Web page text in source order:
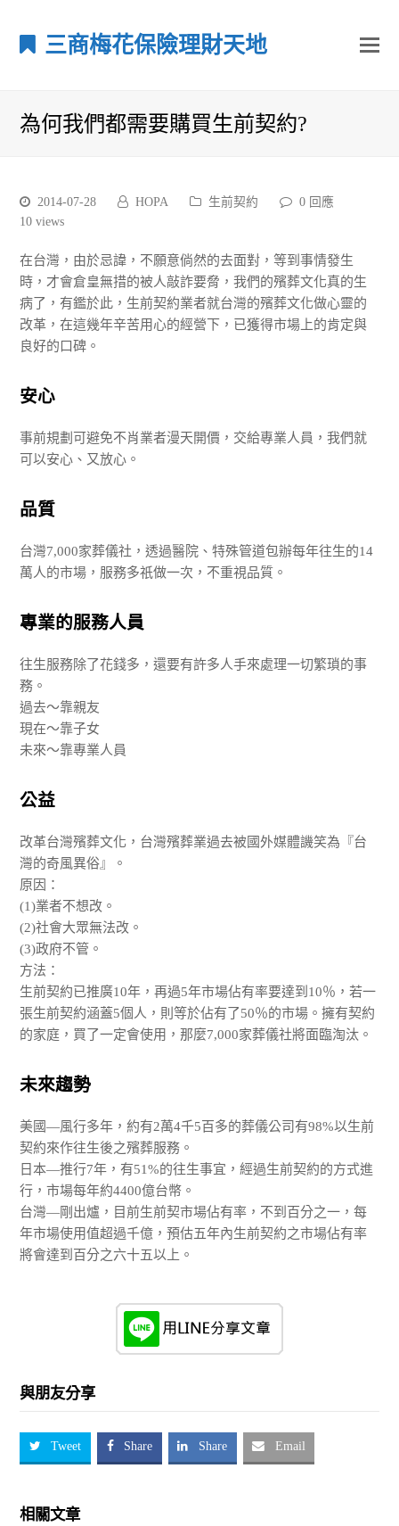
三商梅花保險理財天地
為何我們都需要購買生前契約?
2014-07-28 HOPA 生前契約
0 回應
10 views
在台灣，由於忌諱，不願意倘然的去面對，等到事情發生
時，才會倉皇無措的被人敲詐要脅，我們的殯葬文化真的生
病了，有鑑於此，生前契約業者就台灣的殯葬文化做心靈的
改革，在這幾年辛苦用心的經營下，已獲得市場上的肯定與
良好的口碑。
安心
事前規劃可避免不肖業者漫天開價，交給專業人員，我們就
可以安心、又放心。
品質
台灣7,000家葬儀社，透過醫院、特殊管道包辦每年往生的14
萬人的市場，服務多祇做一次，不重視品質。
專業的服務人員
往生服務除了花錢多，還要有許多人手來處理一切繁瑣的事
務。
過去～靠親友
現在～靠子女
未來～靠專業人員
公益
改革台灣殯葬文化，台灣殯葬業過去被國外媒體譏笑為『台
灣的奇風異俗』。
原因：
(1)業者不想改。
(2)社會大眾無法改。
(3)政府不管。
方法：
生前契約已推廣10年，再過5年市場佔有率要達到10％，若一
張生前契約涵蓋5個人，則等於佔有了50％的市場。擁有契約
的家庭，買了一定會使用，那麼7,000家葬儀社將面臨淘汰。
未來趨勢
美國—風行多年，約有2萬4千5百多的葬儀公司有98%以生前
契約來作往生後之殯葬服務。
日本—推行7年，有51%的往生事宜，經過生前契約的方式進
行，市場每年約4400億台幣。
台灣—剛出爐，目前生前契市場佔有率，不到百分之一，每
年市場使用值超過千億，預估五年內生前契約之市場佔有率
將會達到百分之六十五以上。
與朋友分享
Tweet Share Share Email
相關文章